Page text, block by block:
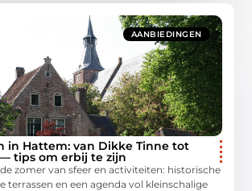
AANBIEDINGEN
in Hattem: van Dikke Tinne tot
tips om erbij te zijn
zomer van sfeer en activiteiten: historische
terrassen en een agenda vol kleinschalige